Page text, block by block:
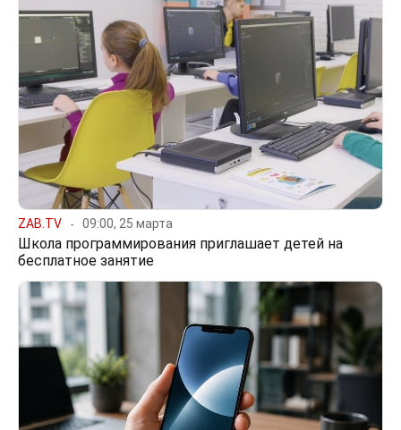
ZAB.TV 09:00, 25 марта
Школа программирования приглашает детей на
бесплатное занятие